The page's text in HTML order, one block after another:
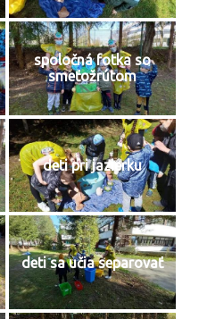
spoločná fotka so
smeťožrútom
deti pri jazierku
deti sa učia separovať